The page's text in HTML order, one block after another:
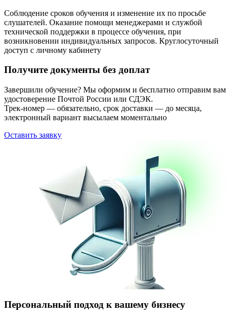
Соблюдение сроков обучения и изменение их по просьбе
слушателей. Оказание помощи менеджерами и службой
технической поддержки в процессе обучения, при
возникновении индивидуальных запросов. Круглосуточный
доступ с личному кабинету
Получите документы без доплат
Завершили обучение? Мы оформим и бесплатно отправим вам
удостоверение Почтой России или СДЭК.
Трек-номер — обязательно, срок доставки — до месяца,
электронный вариант высылаем моментально
Оставить заявку
Персональный подход к вашему бизнесу